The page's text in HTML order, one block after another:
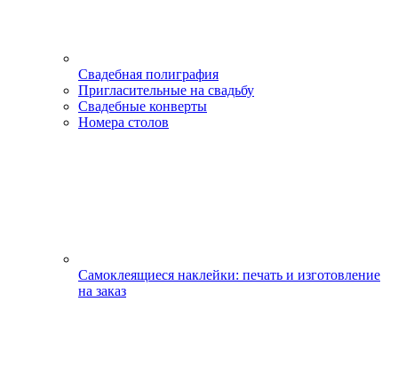
Свадебная полиграфия
Пригласительные на свадьбу
Свадебные конверты
Номера столов
Самоклеящиеся наклейки: печать и изготовление
на заказ